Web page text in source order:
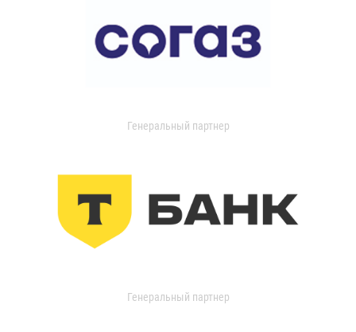
Генеральный партнер
Генеральный партнер